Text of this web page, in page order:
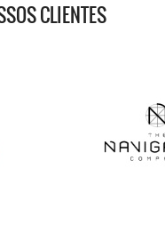
CLIENTES